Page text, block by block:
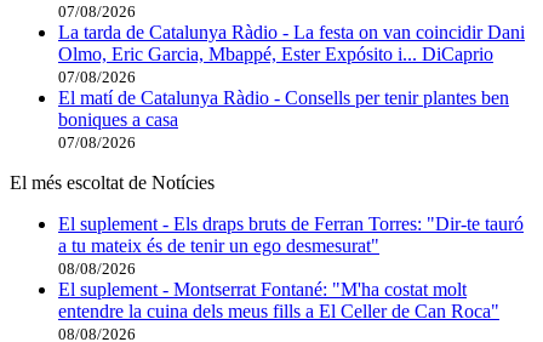
07/08/2026
La tarda de Catalunya Ràdio - La festa on van coincidir Dani
Olmo, Eric Garcia, Mbappé, Ester Expósito i... DiCaprio
07/08/2026
El matí de Catalunya Ràdio - Consells per tenir plantes ben
boniques a casa
07/08/2026
El més escoltat de Notícies
El suplement - Els draps bruts de Ferran Torres: "Dir-te tauró
a tu mateix és de tenir un ego desmesurat"
08/08/2026
El suplement - Montserrat Fontané: "M'ha costat molt
entendre la cuina dels meus fills a El Celler de Can Roca"
08/08/2026